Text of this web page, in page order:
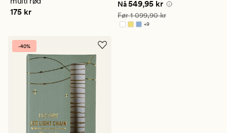
Pris 175 kr
175 kr
vurdering
på
4.5
Nåværende pris
Nå549,95 kr
Vanlig pris 1 099,90 kr
Før1 099,90 kr
+9
Tilgjengelig i flere farger
-40%